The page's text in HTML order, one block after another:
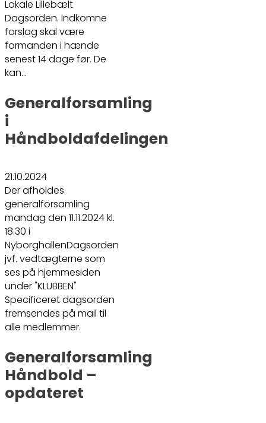
Lokale Lillebælt
Dagsorden. Indkomne
forslag skal være
formanden i hænde
senest 14 dage før. De
kan…
Generalforsamling
i
Håndboldafdelingen
21.10.2024
Der afholdes
generalforsamling
mandag den 11.11.2024 kl.
18.30 i
NyborghallenDagsorden
jvf. vedtægterne som
ses på hjemmesiden
under "KLUBBEN"
Specificeret dagsorden
fremsendes på mail til
alle medlemmer.
Generalforsamling
Håndbold –
opdateret